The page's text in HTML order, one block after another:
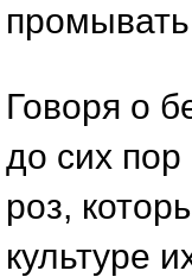
Говоря о
до сих
роз,
культуре